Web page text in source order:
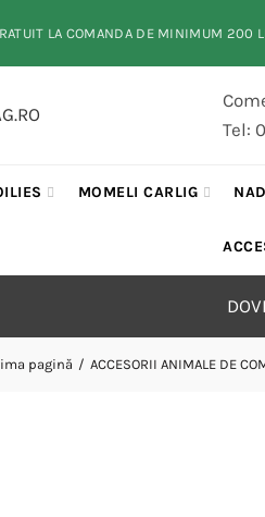
LA COMANDA DE MINIMUM 200
Tel:
MOMELI CARLIG
pagină ACCESORII ANIMALE DE